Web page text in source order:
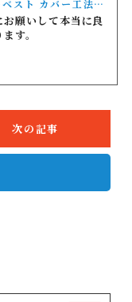
スト カバー工法を
願いして本当に良
す。
次の記事